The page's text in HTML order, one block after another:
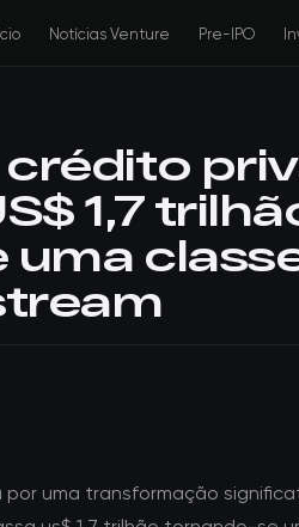
Notícias Venture Pre-IPO
1,7
uma transformação